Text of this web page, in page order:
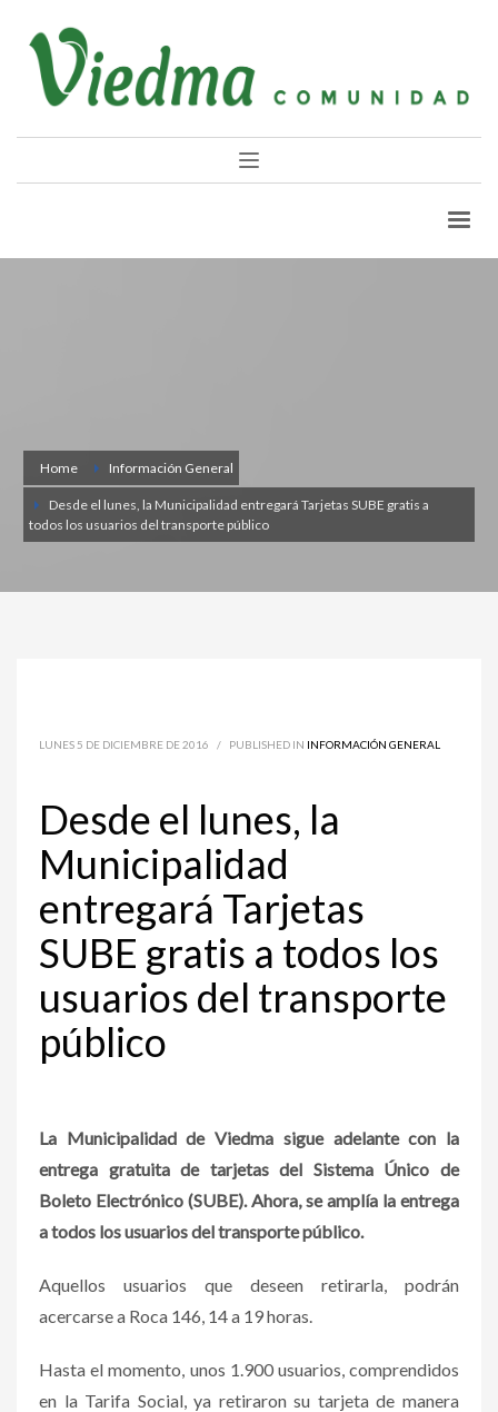
Home Información General
Desde el lunes, la Municipalidad entregará Tarjetas SUBE gratis a
todos los usuarios del transporte público
LUNES 5 DE DICIEMBRE DE 2016 / PUBLISHED IN INFORMACIÓN GENERAL
Desde el lunes, la
Municipalidad
entregará Tarjetas
SUBE gratis a todos los
usuarios del transporte
público
La Municipalidad de Viedma sigue adelante con la
entrega gratuita de tarjetas del Sistema Único de
Boleto Electrónico (SUBE). Ahora, se amplía la entrega
a todos los usuarios del transporte público.
Aquellos usuarios que deseen retirarla, podrán
acercarse a Roca 146, 14 a 19 horas.
Hasta el momento, unos 1.900 usuarios, comprendidos
en la Tarifa Social, ya retiraron su tarjeta de manera